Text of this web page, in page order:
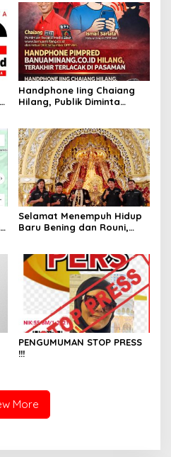
Handphone Iing Chaiang
Hilang, Publik Diminta
Selamat Menempuh Hidup
Baru Bening dan Rouni,
dan Warahmah
PENGUMUMAN STOP PRESS
!!!
More